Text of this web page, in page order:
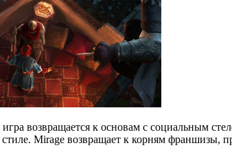
возвращается к основам с социальным
Mirage возвращает к корням франшизы,